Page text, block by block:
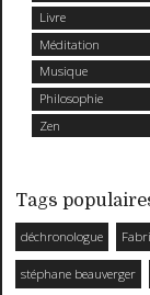
Livre
Méditation
Musique
Philosophie
Zen
Tags
déchronologue
stéphane beauverger